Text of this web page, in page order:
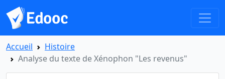
Accueil
Histoire
Analyse du texte de Xénophon "Les revenus"